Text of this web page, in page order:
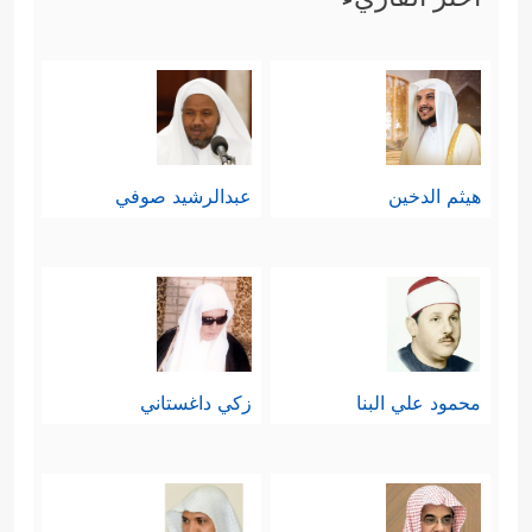
الخالق، وإنَّما باتخاذهم الوسطاء
والشفعاء من غير علمٍ ولا إذنٍ من الله،
ثم عبدوا هؤلاء الوسطاء والشفعاء،
ومنَحوهم بعضًا من صفات الربوبيَّة
وسطاءَه أبناء لله؛ كقول المشركين في
الملائكة، وقول النصارى في عيسى
السلام
؛ ولذلك ردَّ الله عليهم فِريَتَهم
یَخۡلُقُ مَا یَشَاۤءُۚ سُبۡحَـٰنَهُۥ ۖ هُوَ ٱللَّهُ ٱلۡوَ ٰ⁠حِدُ ٱلۡقَهَّارُ﴾
هيثم الدخين عبدالرشيد صوفي
محمود علي البنا زكي داغستاني